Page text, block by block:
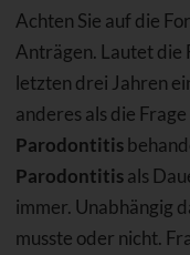
Achten Sie auf die
Anträgen. Lautet die
letzten drei Jahren
anderes als die
Parodontitis
Parodontitisals
immer. Unabhängig
musste oder nicht.